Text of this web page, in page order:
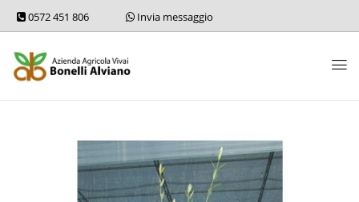
0572 451 806 Invia messaggio